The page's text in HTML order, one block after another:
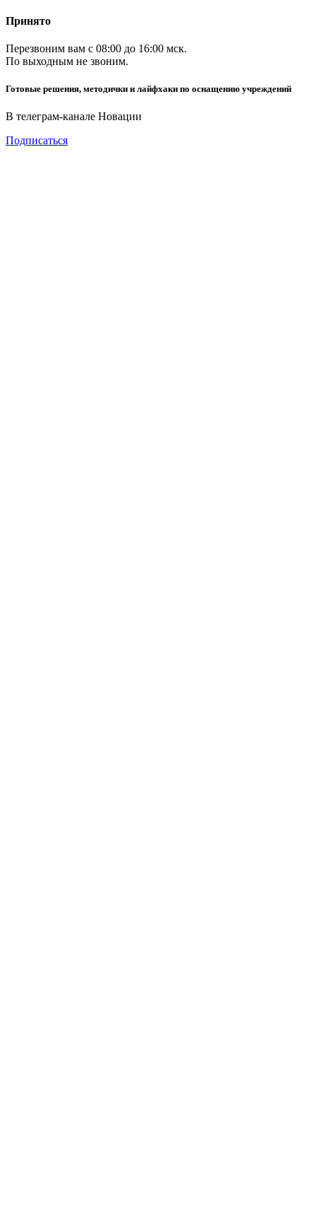
Принято
Перезвоним вам с 08:00 до 16:00 мск.
По выходным не звоним.
Готовые решения, методички и лайфхаки по оснащению учреждений
В телеграм-канале Новации
Подписаться